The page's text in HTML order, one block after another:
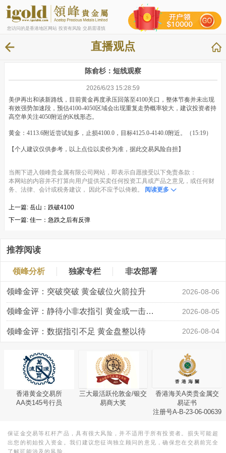
您访问的是香港地区网站 投资有风险 交易需谨慎
直播观点
陈俞杉：短线观察
2026/6/23 15:28:59
美伊再出和谈新路线，目前黄金再度承压回落至4100关口，整体节奏并未出现
有效强势加速段，预估4100-4050区域会出现重复走势概率较大，建议投资者持
高空单关注4050附近的K线形态。
黄金：4113.6附近尝试短多，止损4100.0，目标4125.0-4140.0附近。（15:19）
【个人建议仅供参考，以上点位以卖价为准，据此交易风险自担】
当阁下进入领峰贵金属有限公司网站，即表示自愿接受以下免责条款：
本网站的内容并不打算向用户提供买卖任何投资工具或产品之意见，或任何财
务、法律、会计或税务建议， 因此不应予以倚赖。
阅读更多
上一篇: 岳山：跌破4100
下一篇: 佳一：急跌之后有反弹
推荐阅读
领峰分析 独家专栏 非农部署
领峰金评：突破突破 黄金破位火箭拉升 2026-08-06
领峰金评：静待小非农指引 黄金或一击破局 2026-08-05
领峰金评：数据指引不足 黄金盘整以待 2026-08-04
香港黄金交易所
AA类145号行员
三大最活跃伦敦金/银交
易商大奖
香港海关A类贵金属交
易证书
注册号A-B-23-06-00639
保证金交易等杠杆产品，具有很大风险，并不适用于所有投资者。损失可能超
出您的初始投入资金。我们建议您征询独立顾问的意见，确保您在交易前完全
了解可能涉及的风险。